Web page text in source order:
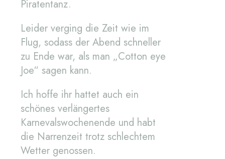
Piratentanz.
Leider verging die Zeit wie im
Flug, sodass der Abend schneller
zu Ende war, als man „Cotton eye
Joe“ sagen kann.
Ich hoffe ihr hattet auch ein
schönes verlängertes
Karnevalswochenende und habt
die Narrenzeit trotz schlechtem
Wetter genossen.